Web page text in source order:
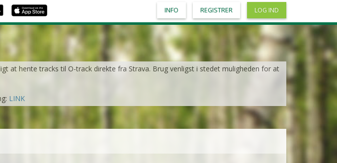
at hente tracks til O-track direkte fra Strava. Brug venligst i stedet muligheden for at
LINK
INFO REGISTRER LOG IND